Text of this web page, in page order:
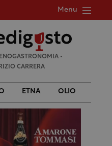
Menu
per:
•
CARRERA
ETNA OLIO